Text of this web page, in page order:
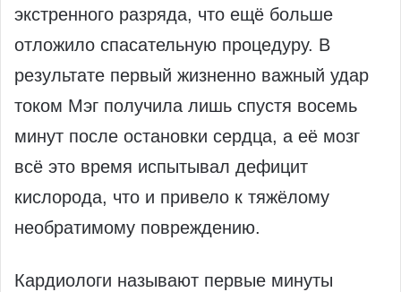
экстренного разряда, что ещё больше
отложило спасательную процедуру. В
результате первый жизненно важный удар
током Мэг получила лишь спустя восемь
минут после остановки сердца, а её мозг
всё это время испытывал дефицит
кислорода, что и привело к тяжёлому
необратимому повреждению.
Кардиологи называют первые минуты